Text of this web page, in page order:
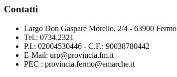
Contatti
Largo Don Gaspare Morello, 2/4 - 63900 Fermo
Tel.: 0734.2321
P.I.: 02004530446 - C.F.: 90038780442
E-Mail: urp@provincia.fm.it
PEC : provincia.fermo@emarche.it